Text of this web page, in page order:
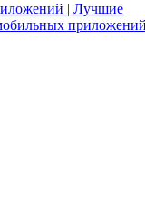
| Лучшие